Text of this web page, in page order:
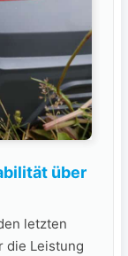
über
letzten
die Leistung